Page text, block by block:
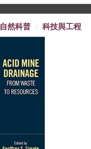
自然科普 科技與工程